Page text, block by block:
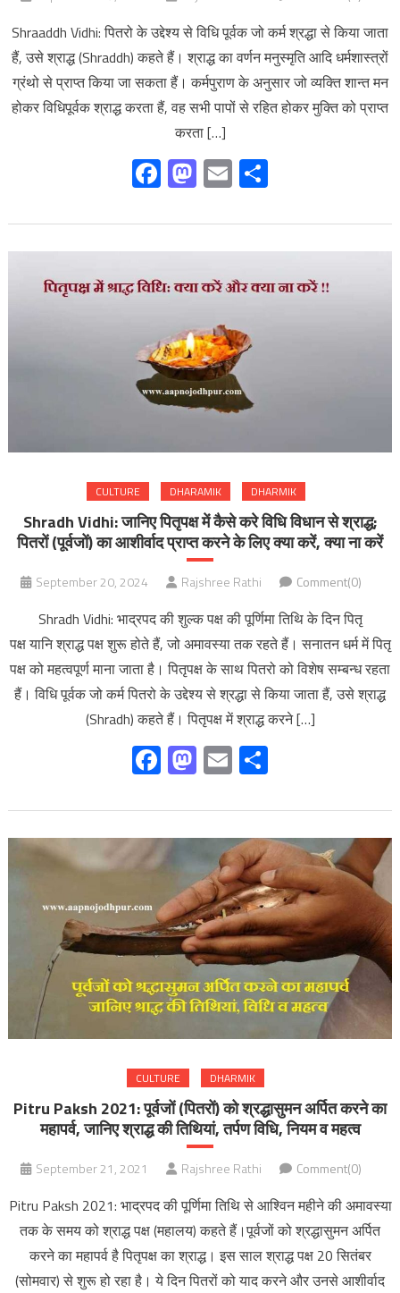
Shraaddh Vidhi: पितरो के उद्देश्य से विधि पूर्वक जो कर्म श्रद्धा से किया जाता
हैं, उसे श्राद्ध (Shraddh) कहते हैं। श्राद्ध का वर्णन मनुस्मृति आदि धर्मशास्त्रों
ग्रंथो से प्राप्त किया जा सकता हैं। कर्मपुराण के अनुसार जो व्यक्ति शान्त मन
होकर विधिपूर्वक श्राद्ध करता हैं, वह सभी पापों से रहित होकर मुक्ति को प्राप्त
करता […]
Facebook
Mastodon
Email
CULTURE DHARAMIK DHARMIK
Shradh Vidhi: जानिए पितृपक्ष में कैसे करे विधि विधान से श्राद्ध;
पितरों (पूर्वजों) का आशीर्वाद प्राप्त करने के लिए क्या करें, क्या ना करें
September 20, 2024 Rajshree Rathi Comment(0)
Shradh Vidhi: भाद्रपद की शुल्क पक्ष की पूर्णिमा तिथि के दिन पितृ
पक्ष यानि श्राद्ध पक्ष शुरू होते हैं, जो अमावस्या तक रहते हैं। सनातन धर्म में पितृ
पक्ष को महत्वपूर्ण माना जाता है। पितृपक्ष के साथ पितरो को विशेष सम्बन्ध रहता
हैं। विधि पूर्वक जो कर्म पितरो के उद्देश्य से श्रद्धा से किया जाता हैं, उसे श्राद्ध
(Shradh) कहते हैं। पितृपक्ष में श्राद्ध करने […]
Facebook
Mastodon
Email
CULTURE DHARMIK
Pitru Paksh 2021: पूर्वजों (पितरों) को श्रद्धासुमन अर्पित करने का
महापर्व, जानिए श्राद्ध की तिथियां, तर्पण विधि, नियम व महत्व
September 21, 2021 Rajshree Rathi Comment(0)
Pitru Paksh 2021: भाद्रपद की पूर्णिमा तिथि से आश्विन महीने की अमावस्या
तक के समय को श्राद्ध पक्ष (महालय) कहते हैं।पूर्वजों को श्रद्धासुमन अर्पित
करने का महापर्व है पितृपक्ष का श्राद्ध। इस साल श्राद्ध पक्ष 20 सितंबर
(सोमवार) से शुरू हो रहा है। ये दिन पितरों को याद करने और उनसे आशीर्वाद